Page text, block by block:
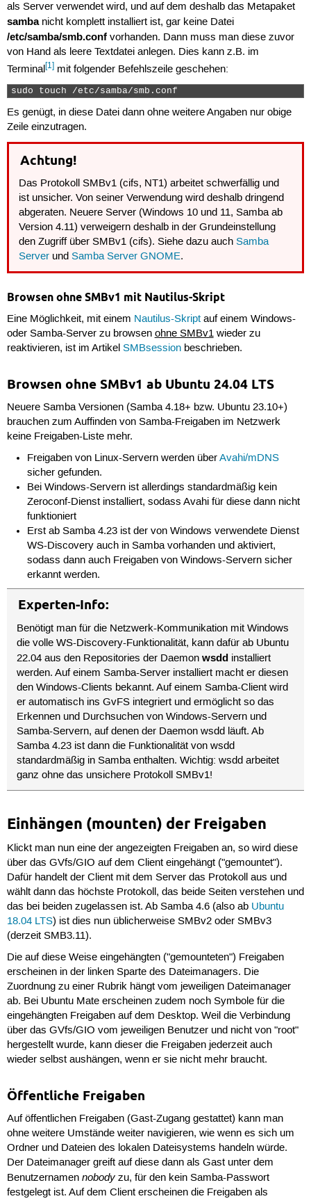
als Server verwendet wird, und auf dem deshalb das Metapaket
sambanicht komplett installiert ist, gar keine Datei
/etc/samba/smb.confvorhanden. Dann muss man diese zuvor
von Hand als leere Textdatei anlegen. Dies kann z.B. im
Terminal[1]mit folgender Befehlszeile geschehen:
sudo touch /etc/samba/smb.conf
Es genügt, in diese Datei dann ohne weitere Angaben nur obige
Zeile einzutragen.
Achtung!
Das Protokoll SMBv1 (cifs, NT1) arbeitet schwerfällig und
ist unsicher. Von seiner Verwendung wird deshalb dringend
abgeraten. Neuere Server (Windows 10 und 11, Samba ab
Version 4.11) verweigern deshalb in der Grundeinstellung
den Zugriff über SMBv1 (cifs). Siehe dazu auchSamba
Server undSamba Server GNOME.
Browsen ohne SMBv1 mit Nautilus-Skript
Eine Möglichkeit, mit einem Nautilus-Skriptauf einem Windows-
oder Samba-Server zu browsen ohne SMBv1wieder zu
reaktivieren, ist im Artikel SMBsessionbeschrieben.
Browsen ohne SMBv1 ab Ubuntu 24.04 LTS
Neuere Samba Versionen (Samba 4.18+ bzw. Ubuntu 23.10+)
brauchen zum Auffinden von Samba-Freigaben im Netzwerk
keine Freigaben-Liste mehr.
Freigaben von Linux-Servern werden überAvahi/mDNS
sicher gefunden.
Bei Windows-Servern ist allerdings standardmäßig kein
Zeroconf-Dienst installiert, sodass Avahi für diese dann nicht
funktioniert
Erst ab Samba 4.23 ist der von Windows verwendete Dienst
WS-Discovery auch in Samba vorhanden und aktiviert,
sodass dann auch Freigaben von Windows-Servern sicher
erkannt werden.
Experten-Info:
Benötigt man für die Netzwerk-Kommunikation mit Windows
die volle WS-Discovery-Funktionalität, kann dafür ab Ubuntu
22.04 aus den Repositories der Daemonwsdd installiert
werden. Auf einem Samba-Server installiert macht er diesen
den Windows-Clients bekannt. Auf einem Samba-Client wird
er automatisch ins GvFS integriert und ermöglicht so das
Erkennen und Durchsuchen von Windows-Servern und
Samba-Servern, auf denen der Daemon wsdd läuft. Ab
Samba 4.23 ist dann die Funktionalität von wsdd
standardmäßig in Samba enthalten. Wichtig: wsdd arbeitet
ganz ohne das unsichere Protokoll SMBv1!
Einhängen (mounten) der Freigaben
Klickt man nun eine der angezeigten Freigaben an, so wird diese
über das GVfs/GIO auf dem Client eingehängt ("gemountet").
Dafür handelt der Client mit dem Server das Protokoll aus und
wählt dann das höchste Protokoll, das beide Seiten verstehen und
das bei beiden zugelassen ist. Ab Samba 4.6 (also ab Ubuntu
18.04 LTS) ist dies nun üblicherweise SMBv2 oder SMBv3
(derzeit SMB3.11).
Die auf diese Weise eingehängten ("gemounteten") Freigaben
erscheinen in der linken Sparte des Dateimanagers. Die
Zuordnung zu einer Rubrik hängt vom jeweiligen Dateimanager
ab. Bei Ubuntu Mate erscheinen zudem noch Symbole für die
eingehängten Freigaben auf dem Desktop. Weil die Verbindung
über das GVfs/GIO vom jeweiligen Benutzer und nicht von "root"
hergestellt wurde, kann dieser die Freigaben jederzeit auch
wieder selbst aushängen, wenn er sie nicht mehr braucht.
Öffentliche Freigaben
Auf öffentlichen Freigaben (Gast-Zugang gestattet) kann man
ohne weitere Umstände weiter navigieren, wie wenn es sich um
Ordner und Dateien des lokalen Dateisystems handeln würde.
Der Dateimanager greift auf diese dann als Gast unter dem
Benutzernamen nobodyzu, für den kein Samba-Passwort
festgelegt ist. Auf dem Client erscheinen die Freigaben als